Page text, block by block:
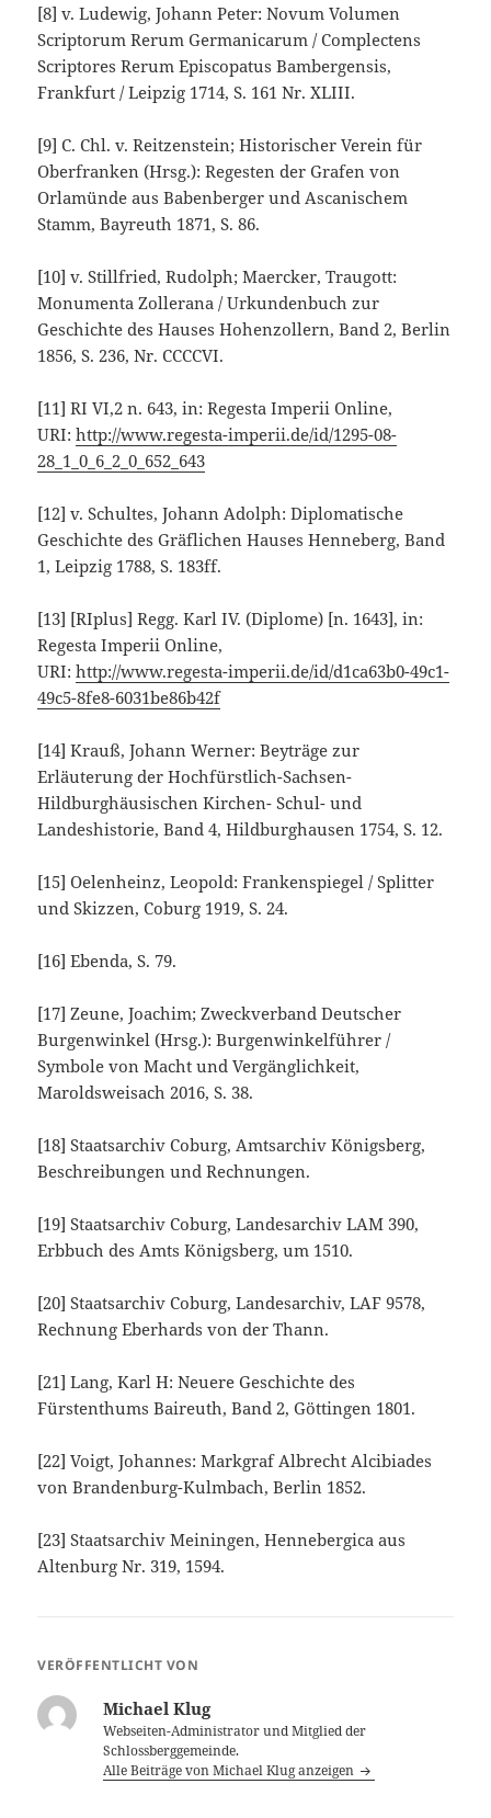
[8] v. Ludewig, Johann Peter: Novum Volumen
Scriptorum Rerum Germanicarum / Complectens
Scriptores Rerum Episcopatus Bambergensis,
Frankfurt / Leipzig 1714, S. 161 Nr. XLIII.
[9] C. Chl. v. Reitzenstein; Historischer Verein für
Oberfranken (Hrsg.): Regesten der Grafen von
Orlamünde aus Babenberger und Ascanischem
Stamm, Bayreuth 1871, S. 86.
[10] v. Stillfried, Rudolph; Maercker, Traugott:
Monumenta Zollerana / Urkundenbuch zur
Geschichte des Hauses Hohenzollern, Band 2, Berlin
1856, S. 236, Nr. CCCCVI.
[11] RI VI,2 n. 643, in: Regesta Imperii Online,
URI:http://www.regesta-imperii.de/id/1295-08-
28_1_0_6_2_0_652_643
[12] v. Schultes, Johann Adolph: Diplomatische
Geschichte des Gräflichen Hauses Henneberg, Band
1, Leipzig 1788, S. 183ff.
[13] [RIplus] Regg. Karl IV. (Diplome) [n. 1643], in:
Regesta Imperii Online,
URI:http://www.regesta-imperii.de/id/d1ca63b0-49c1-
49c5-8fe8-6031be86b42f
[14] Krauß, Johann Werner: Beyträge zur
Erläuterung der Hochfürstlich-Sachsen-
Hildburghäusischen Kirchen- Schul- und
Landeshistorie, Band 4, Hildburghausen 1754, S. 12.
[15] Oelenheinz, Leopold: Frankenspiegel / Splitter
und Skizzen, Coburg 1919, S. 24.
[16] Ebenda, S. 79.
[17] Zeune, Joachim; Zweckverband Deutscher
Burgenwinkel (Hrsg.): Burgenwinkelführer /
Symbole von Macht und Vergänglichkeit,
Maroldsweisach 2016, S. 38.
[18] Staatsarchiv Coburg, Amtsarchiv Königsberg,
Beschreibungen und Rechnungen.
[19] Staatsarchiv Coburg, Landesarchiv LAM 390,
Erbbuch des Amts Königsberg, um 1510.
[20] Staatsarchiv Coburg, Landesarchiv, LAF 9578,
Rechnung Eberhards von der Thann.
[21] Lang, Karl H: Neuere Geschichte des
Fürstenthums Baireuth, Band 2, Göttingen 1801.
[22] Voigt, Johannes: Markgraf Albrecht Alcibiades
von Brandenburg-Kulmbach, Berlin 1852.
[23] Staatsarchiv Meiningen, Hennebergica aus
Altenburg Nr. 319, 1594.
VERÖFFENTLICHT VON
Michael Klug
Webseiten-Administrator und Mitglied der
Schlossberggemeinde.
Alle Beiträge von Michael Klug anzeigen